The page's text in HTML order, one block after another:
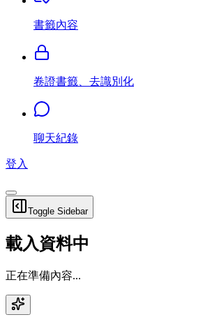
書籤內容
卷證書籤、去識別化
聊天紀錄
登入
Toggle Sidebar
載入資料中
正在準備內容...